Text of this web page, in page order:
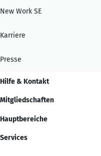
New Work SE
Karriere
Presse
Hilfe & Kontakt
Mitgliedschaften
Hauptbereiche
Services